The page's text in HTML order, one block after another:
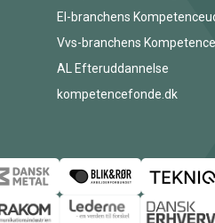
El-branchens
Vvs-branchens
AL Efteruddannelse
kompetencefonde.dk